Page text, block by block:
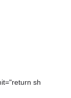
sh